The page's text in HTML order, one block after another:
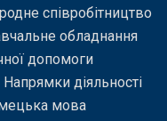
співробітництво
обладнання
допомоги
Напрямки діяльності
мова